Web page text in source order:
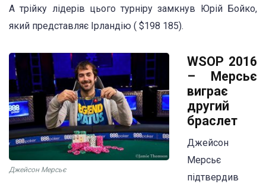
А трійку лідерів цього турніру замкнув Юрій Бойко,
який представляє Ірландію ( $198 185).
Джейсон Мерсьє
WSOP 2016
– Мерсьє
виграє
другий
браслет
Джейсон
Мерсьє
підтвердив